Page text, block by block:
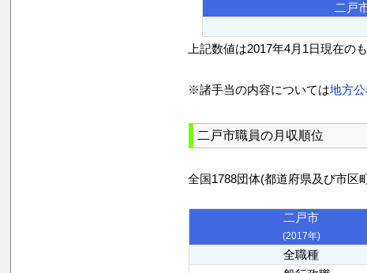
二戸
上記数値は2017年4月1日現在の
※諸手当の内容については地方
二戸市職員の月収順位
全国1788団体(都道府県及び市区
二戸市
(2017年)
全職種